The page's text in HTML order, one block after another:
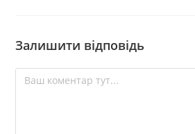
Залишити відповідь